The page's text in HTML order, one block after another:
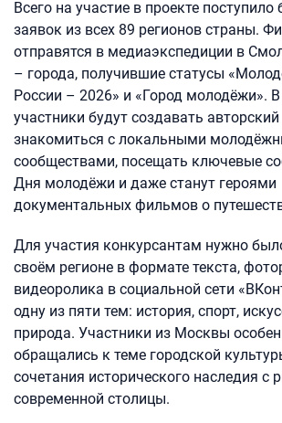
Всего на участие в проекте поступило
заявок из всех 89 регионов страны.
отправятся в медиаэкспедиции в
– города, получившие статусы
России – 2026» и «Город молодёжи».
участники будут создавать авторский
знакомиться с локальными
сообществами, посещать ключевые
Дня молодёжи и даже станут героями
документальных фильмов о
Для участия конкурсантам нужно
своём регионе в формате текста,
видеоролика в социальной сети
одну из пяти тем: история, спорт,
природа. Участники из Москвы
обращались к теме городской
сочетания исторического наследия с
современной столицы.